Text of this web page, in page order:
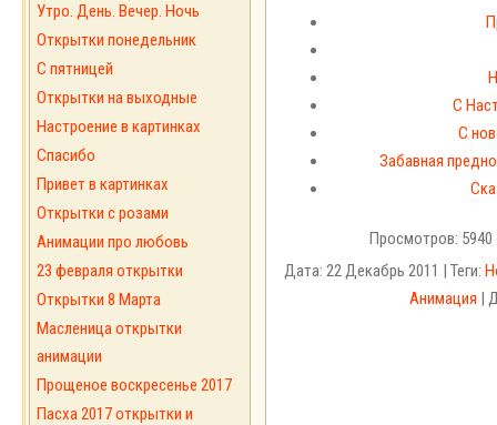
Утро. День. Вечер. Ночь
Открытки понедельник
С пятницей
Открытки на выходные
Настроение в картинках
Спасибо
Привет в картинках
Открытки с розами
Анимации про любовь
23 февраля открытки
Открытки 8 Марта
Масленица открытки
анимации
Прощеное воскресенье 2017
Пасха 2017 открытки и
С
С
Забавная
Просмотров:
Дата: 22 Декабрь 2011 | Теги:
Анимация |